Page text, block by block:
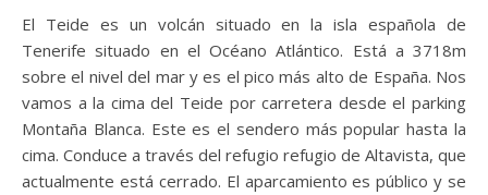
El Teide es un volcán situado en la isla española de
Tenerife situado en el Océano Atlántico. Está a 3718m
sobre el nivel del mar y es el pico más alto de España. Nos
vamos a la cima del Teide por carretera desde el parking
Montaña Blanca. Este es el sendero más popular hasta la
cima. Conduce a través del refugio refugio de Altavista, que
actualmente está cerrado. El aparcamiento es público y se